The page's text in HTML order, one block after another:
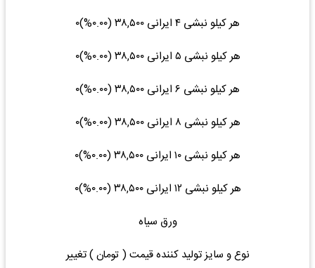
هر کیلو نبشی ۴ ایرانی ۳۸,۵۰۰ (۰.۰۰%)۰
هر کیلو نبشی ۵ ایرانی ۳۸,۵۰۰ (۰.۰۰%)۰
هر کیلو نبشی ۶ ایرانی ۳۸,۵۰۰ (۰.۰۰%)۰
هر کیلو نبشی ۸ ایرانی ۳۸,۵۰۰ (۰.۰۰%)۰
هر کیلو نبشی ۱۰ ایرانی ۳۸,۵۰۰ (۰.۰۰%)۰
هر کیلو نبشی ۱۲ ایرانی ۳۸,۵۰۰ (۰.۰۰%)۰
ورق سیاه
نوع و سایز تولید کننده قیمت ( تومان ) تغییر